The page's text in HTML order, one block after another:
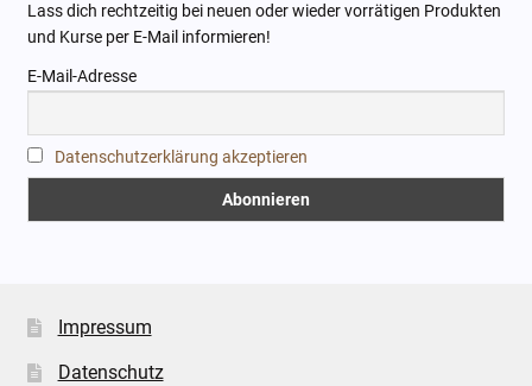
Lass dich rechtzeitig bei neuen oder wieder vorrätigen Produkten
und Kurse per E-Mail informieren!
E-Mail-Adresse
Datenschutzerklärung akzeptieren
Impressum
Datenschutz